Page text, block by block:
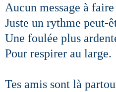
Aucun message à faire
Juste un rythme peut-
Une foulée plus
Pour respirer au large.
Tes amis sont là